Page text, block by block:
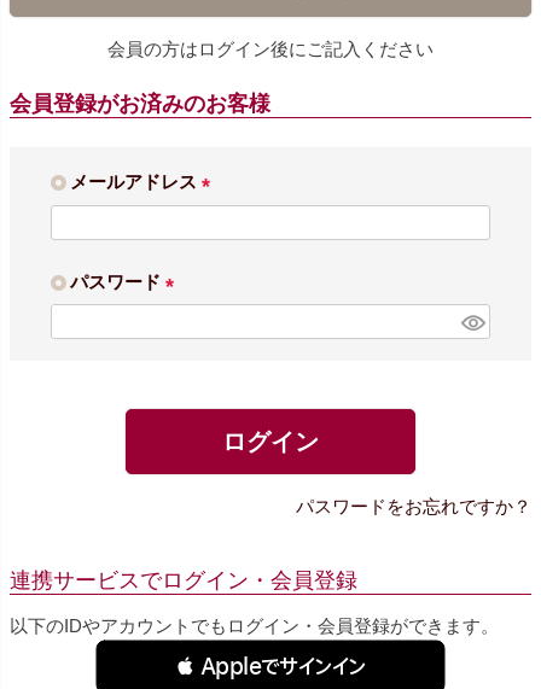
会員の方はログイン後にご記入ください
会員登録がお済みのお客様
メールアドレス
必
パスワード
必
ログイン
パスワードをお忘れですか？
連携サービスでログイン・会員登録
以下のIDやアカウントでもログイン・会員登録ができます。
 Appleでサインイン